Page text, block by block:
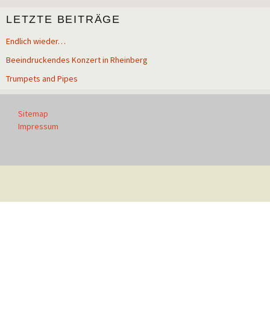
LETZTE BEITRÄGE
Endlich wieder…
Beeindruckendes Konzert in Rheinberg
Trumpets and Pipes
Sitemap
Impressum